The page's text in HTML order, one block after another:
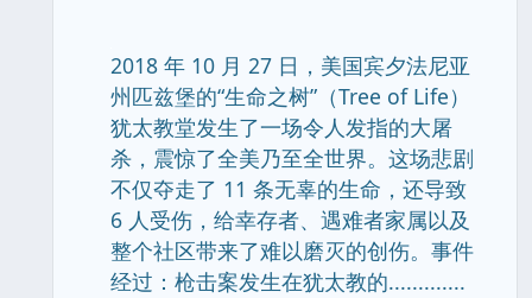
2018 年 10 月 27 日，美国宾夕法尼亚
州匹兹堡的“生命之树”（Tree of Life）
犹太教堂发生了一场令人发指的大屠
杀，震惊了全美乃至全世界。这场悲剧
不仅夺走了 11 条无辜的生命，还导致
6 人受伤，给幸存者、遇难者家属以及
整个社区带来了难以磨灭的创伤。事件
经过：枪击案发生在犹太教的.............